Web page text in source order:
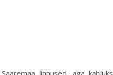
linnused, aga kahjuks